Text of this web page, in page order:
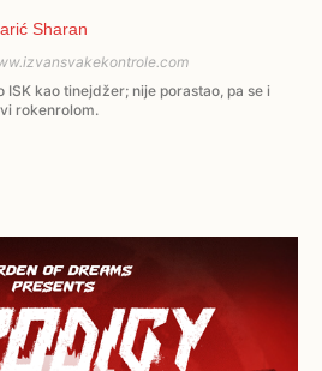
Sharan
ISK kao tinejdžer; nije porastao, pa se i
rokenrolom.